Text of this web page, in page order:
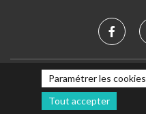
Mentions légales
Paramétrer les cookies
Tout accepter